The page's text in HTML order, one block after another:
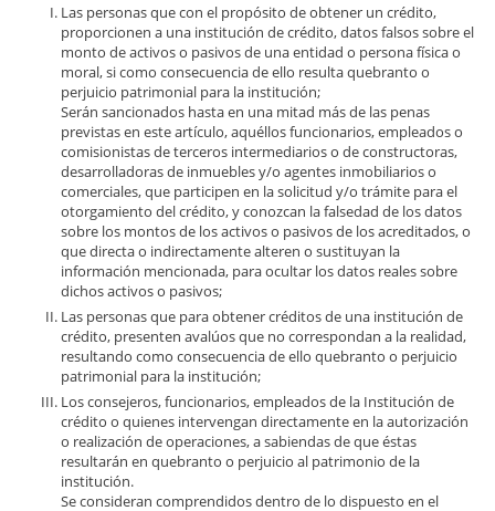
Las personas que con el propósito de obtener un crédito,
proporcionen a una institución de crédito, datos falsos sobre el
monto de activos o pasivos de una entidad o persona física o
moral, si como consecuencia de ello resulta quebranto o
perjuicio patrimonial para la institución;
Serán sancionados hasta en una mitad más de las penas
previstas en este artículo, aquéllos funcionarios, empleados o
comisionistas de terceros intermediarios o de constructoras,
desarrolladoras de inmuebles y/o agentes inmobiliarios o
comerciales, que participen en la solicitud y/o trámite para el
otorgamiento del crédito, y conozcan la falsedad de los datos
sobre los montos de los activos o pasivos de los acreditados, o
que directa o indirectamente alteren o sustituyan la
información mencionada, para ocultar los datos reales sobre
dichos activos o pasivos;
Las personas que para obtener créditos de una institución de
crédito, presenten avalúos que no correspondan a la realidad,
resultando como consecuencia de ello quebranto o perjuicio
patrimonial para la institución;
Los consejeros, funcionarios, empleados de la Institución de
crédito o quienes intervengan directamente en la autorización
o realización de operaciones, a sabiendas de que éstas
resultarán en quebranto o perjuicio al patrimonio de la
institución.
Se consideran comprendidos dentro de lo dispuesto en el